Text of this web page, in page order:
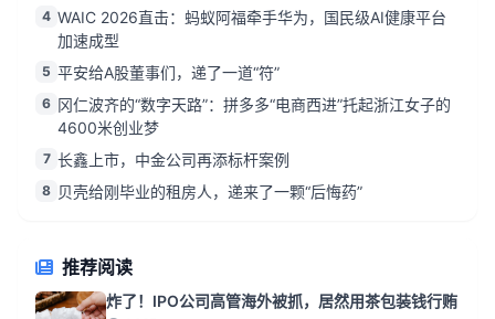
4 WAIC 2026直击：蚂蚁阿福牵手华为，国民级AI健康平台
加速成型
5 平安给A股董事们，递了一道“符”
6 冈仁波齐的“数字天路”：拼多多“电商西进”托起浙江女子的
4600米创业梦
7 长鑫上市，中金公司再添标杆案例
8 贝壳给刚毕业的租房人，递来了一颗“后悔药”
推荐阅读
炸了！IPO公司高管海外被抓，居然用茶包装钱行贿